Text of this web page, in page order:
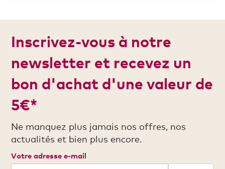
Inscrivez-vous à notre
newsletter et recevez un
bon d'achat d'une valeur de
5€*
Ne manquez plus jamais nos offres, nos
actualités et bien plus encore.
Votre adresse e-mail